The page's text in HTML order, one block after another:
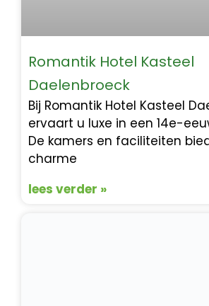
Romantik Hotel Kasteel
Daelenbroeck
Bij Romantik Hotel Kasteel
ervaart u luxe in een 14e-
De kamers en faciliteiten
charme
lees verder »